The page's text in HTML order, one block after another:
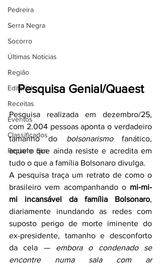
Pedreira
Serra Negra
Socorro
Últimas Notícias
Região
Editorial
Receitas
Eventos
Classificados
Reclamo Sim
Pesquisa Genial/Quaest
Pesquisa realizada em dezembro/25,
com 2.004 pessoas aponta o verdadeiro
tamanho do bolsonarismo fanático,
aquele que ainda resiste e acredita em
tudo o que a família Bolsonaro divulga.
A pesquisa traça um retrato de como o
brasileiro vem acompanhando o mi-mi-
mi incansável da família Bolsonaro,
diariamente inundando as redes com
suposto perigo de morte iminente do
ex-presidente, tamanho e desconforto
da cela — embora o condenado se
encontre numa sala com ar